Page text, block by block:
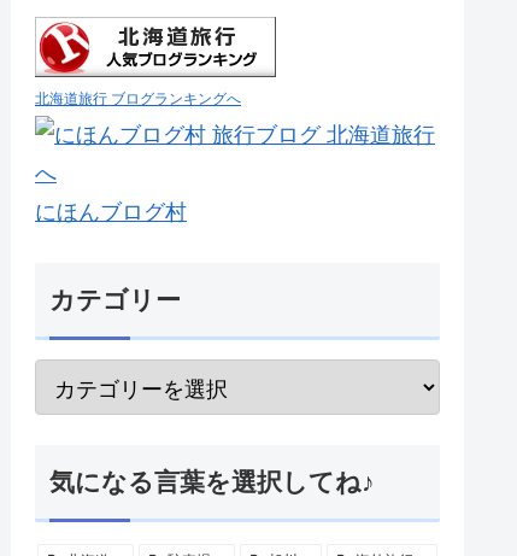
北海道旅行 ブログランキングへ
にほんブログ村
カテゴリー
気になる言葉を選択してね♪